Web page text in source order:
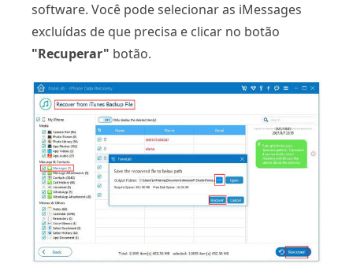
software. Você pode selecionar as iMessages
excluídas de que precisa e clicar no botão
"Recuperar" botão.